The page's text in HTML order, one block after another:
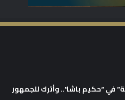
في “حكيم باشا”.. وأترك للجمهور